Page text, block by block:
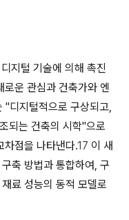
지털 기술에 의해 촉진
운 관심과 건축가와 엔
"디지털적으로 구상되고,
되는 건축의 시학"으로
차점을 나타낸다.17 이 새
축 방법과 통합하여, 구
료 성능의 동적 모델로